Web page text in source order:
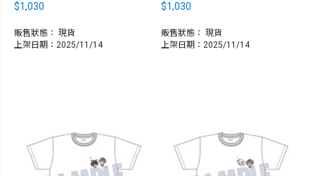
$1,030
販售狀態： 現貨
上架日期：2025/11/14
$1,030
販售狀態： 現貨
上架日期：2025/11/14